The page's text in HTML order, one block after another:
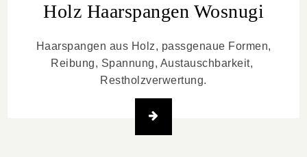
Holz Haarspangen Wosnugi
Haarspangen aus Holz, passgenaue Formen,
Reibung, Spannung, Austauschbarkeit,
Restholzverwertung.